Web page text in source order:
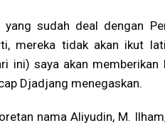
yang sudah deal dengan
mereka tidak akan ikut
ini) saya akan
Djadjang menegaskan.
nama Aliyudin, M.